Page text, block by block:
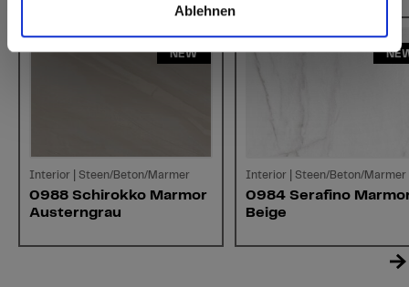
Ablehnen
NEW
Interior | Steen/Beton/Marmer
0988 Schirokko Marmor
Austerngrau
Interior | Steen/Beton/Marmer
0984 Serafino
Beige